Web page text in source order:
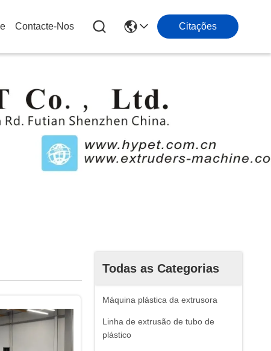
Contacte-Nos Citações
Todas as Categorias
Máquina plástica da extrusora
Linha de extrusão de tubo de
plástico